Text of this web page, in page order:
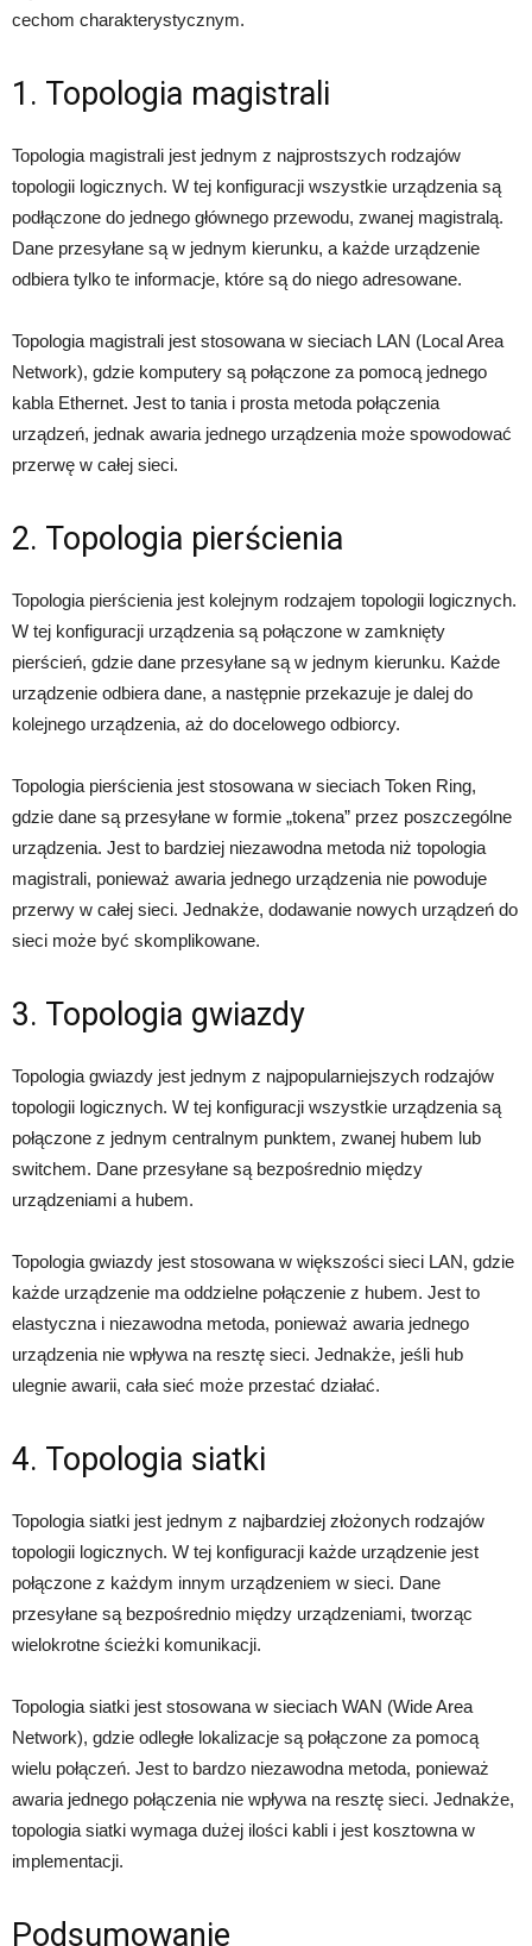
cechom charakterystycznym.
1. Topologia magistrali
Topologia magistrali jest jednym z najprostszych rodzajów
topologii logicznych. W tej konfiguracji wszystkie urządzenia są
podłączone do jednego głównego przewodu, zwanej magistralą.
Dane przesyłane są w jednym kierunku, a każde urządzenie
odbiera tylko te informacje, które są do niego adresowane.
Topologia magistrali jest stosowana w sieciach LAN (Local Area
Network), gdzie komputery są połączone za pomocą jednego
kabla Ethernet. Jest to tania i prosta metoda połączenia
urządzeń, jednak awaria jednego urządzenia może spowodować
przerwę w całej sieci.
2. Topologia pierścienia
Topologia pierścienia jest kolejnym rodzajem topologii logicznych.
W tej konfiguracji urządzenia są połączone w zamknięty
pierścień, gdzie dane przesyłane są w jednym kierunku. Każde
urządzenie odbiera dane, a następnie przekazuje je dalej do
kolejnego urządzenia, aż do docelowego odbiorcy.
Topologia pierścienia jest stosowana w sieciach Token Ring,
gdzie dane są przesyłane w formie „tokena” przez poszczególne
urządzenia. Jest to bardziej niezawodna metoda niż topologia
magistrali, ponieważ awaria jednego urządzenia nie powoduje
przerwy w całej sieci. Jednakże, dodawanie nowych urządzeń do
sieci może być skomplikowane.
3. Topologia gwiazdy
Topologia gwiazdy jest jednym z najpopularniejszych rodzajów
topologii logicznych. W tej konfiguracji wszystkie urządzenia są
połączone z jednym centralnym punktem, zwanej hubem lub
switchem. Dane przesyłane są bezpośrednio między
urządzeniami a hubem.
Topologia gwiazdy jest stosowana w większości sieci LAN, gdzie
każde urządzenie ma oddzielne połączenie z hubem. Jest to
elastyczna i niezawodna metoda, ponieważ awaria jednego
urządzenia nie wpływa na resztę sieci. Jednakże, jeśli hub
ulegnie awarii, cała sieć może przestać działać.
4. Topologia siatki
Topologia siatki jest jednym z najbardziej złożonych rodzajów
topologii logicznych. W tej konfiguracji każde urządzenie jest
połączone z każdym innym urządzeniem w sieci. Dane
przesyłane są bezpośrednio między urządzeniami, tworząc
wielokrotne ścieżki komunikacji.
Topologia siatki jest stosowana w sieciach WAN (Wide Area
Network), gdzie odległe lokalizacje są połączone za pomocą
wielu połączeń. Jest to bardzo niezawodna metoda, ponieważ
awaria jednego połączenia nie wpływa na resztę sieci. Jednakże,
topologia siatki wymaga dużej ilości kabli i jest kosztowna w
implementacji.
Podsumowanie